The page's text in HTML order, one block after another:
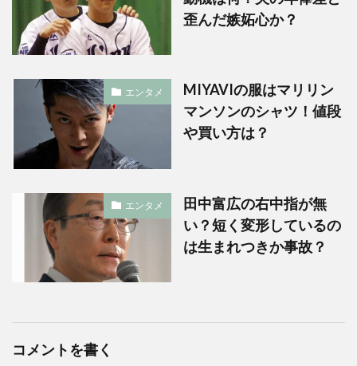
歪んだ嫉妬心か？
エンタメ
MIYAVIの服はマリリン
マンソンのシャツ！値段
や買い方は？
エンタメ
田中富広の右中指が無
い？短く変形しているの
は生まれつきか事故？
コメントを書く